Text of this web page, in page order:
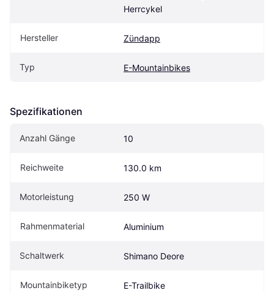
Herrcykel
Hersteller Zündapp
Typ E-Mountainbikes
Spezifikationen
Anzahl Gänge 10
Reichweite 130.0 km
Motorleistung 250 W
Rahmenmaterial Aluminium
Schaltwerk Shimano Deore
Mountainbiketyp E-Trailbike